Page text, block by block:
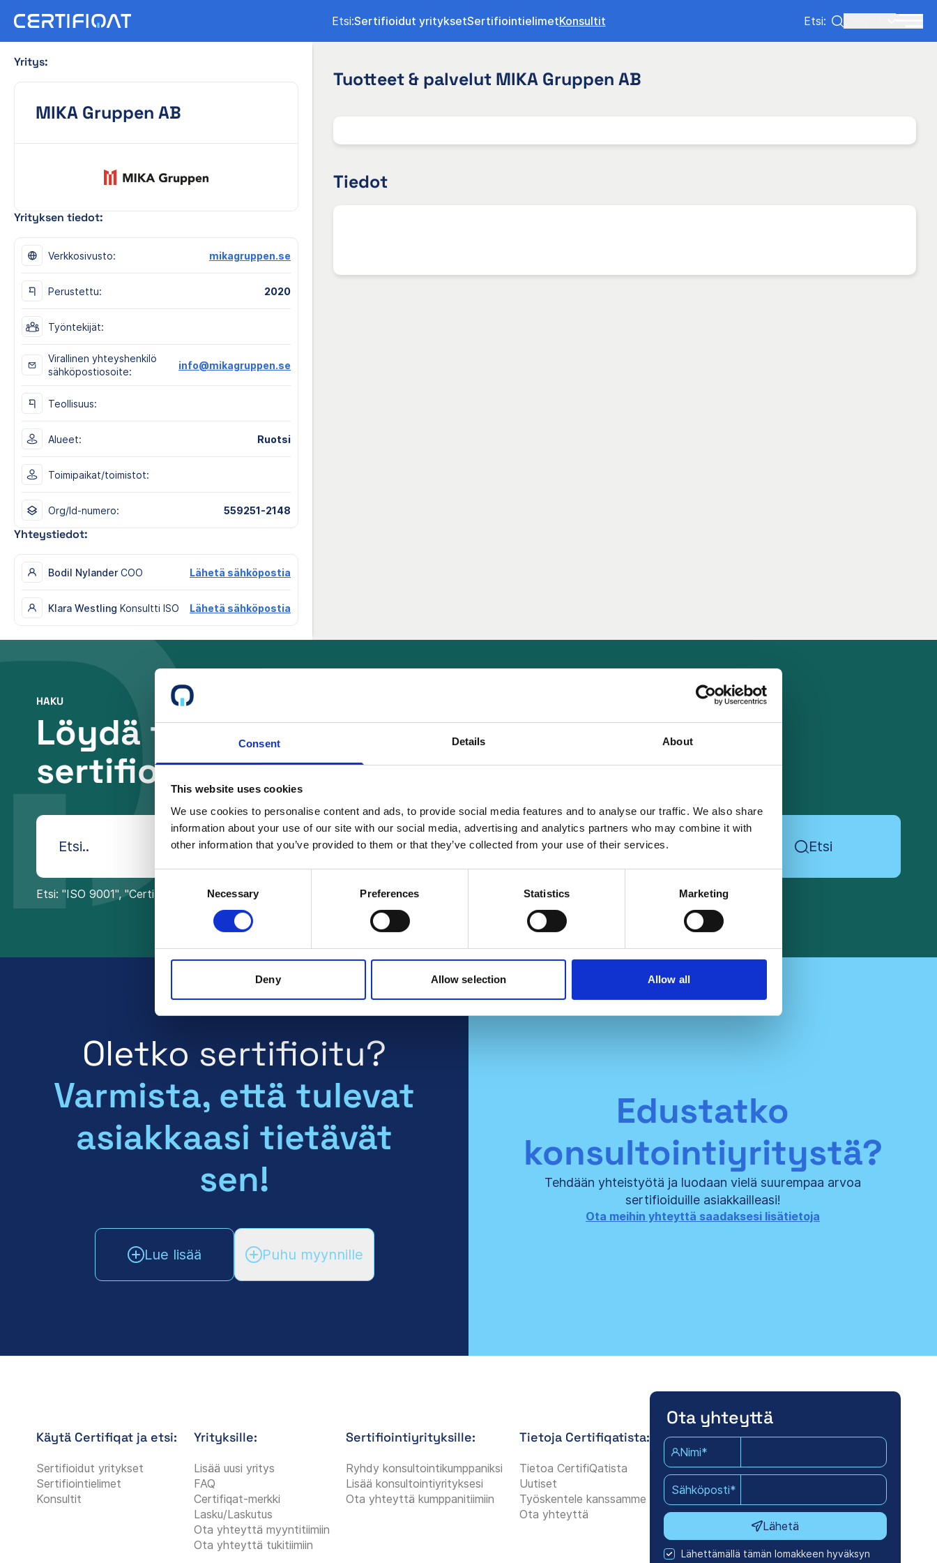
Consent Details About
This website uses cookies
We use cookies to personalise content and ads, to provide social media features and to analyse our traffic. We also share
information about your use of our site with our social media, advertising and analytics partners who may combine it with
other information that you’ve provided to them or that they’ve collected from your use of their services.
Consent
Necessary Preferences Statistics Marketing
Deny Allow selection Allow all
Etsi:Sertifioidut yrityksetSertifiointielimetKonsultit Etsi:
Yritys:
MIKA Gruppen AB
Yrityksen tiedot:
Verkkosivusto: mikagruppen.se
Perustettu: 2020
Työntekijät:
Virallinen yhteyshenkilö
sähköpostiosoite:
info@mikagruppen.se
Teollisuus:
Alueet: Ruotsi
Toimipaikat/toimistot:
Org/Id-numero: 559251-2148
Yhteystiedot:
Bodil Nylander COO Lähetä sähköpostia
Klara Westling Konsultti ISO Lähetä sähköpostia
Tuotteet & palvelut MIKA Gruppen AB
Tiedot
HAKU
Löydä tarpeisiisi sopiva
sertifiointikonsultti
Ruotsi Etsi
Etsi: "ISO 9001", "Certification Company INC", "Best Place To Work" jne.
Oletko sertifioitu?
Varmista, että tulevat
asiakkaasi tietävät
sen!
Lue lisää Puhu myynnille
Edustatko
konsultointiyritystä?
Tehdään yhteistyötä ja luodaan vielä suurempaa arvoa
sertifioiduille asiakkailleasi!
Ota meihin yhteyttä saadaksesi lisätietoja
Käytä Certifiqat ja etsi:
Sertifioidut yritykset
Sertifiointielimet
Konsultit
Yrityksille:
Lisää uusi yritys
FAQ
Certifiqat-merkki
Lasku/Laskutus
Ota yhteyttä myyntitiimiin
Ota yhteyttä tukitiimiin
Sertifiointiyrityksille:
Ryhdy konsultointikumppaniksi
Lisää konsultointiyrityksesi
Ota yhteyttä kumppanitiimiin
Tietoja Certifiqatista:
Tietoa CertifiQatista
Uutiset
Työskentele kanssamme
Ota yhteyttä
Ota yhteyttä
Nimi*
Sähköposti*
Lähetä
Lähettämällä tämän lomakkeen hyväksyn